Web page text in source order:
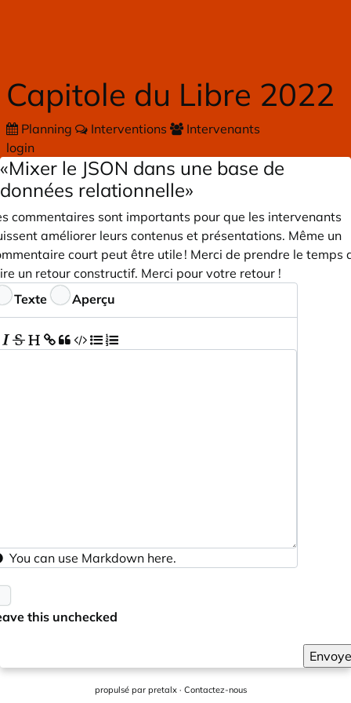
Capitole du Libre 2022
Planning Interventions
Intervenants
login
«Mixer le JSON dans une base de
données relationnelle»
commentaires sont importants pour que les intervenants
améliorer leurs contenus et présentations. Même un
court peut être utile ! Merci de prendre le temps
un retour constructif. Merci pour votre retour !
Texte Aperçu
You can use Markdown here.
this unchecked
propulsé par pretalx · Contactez-nous